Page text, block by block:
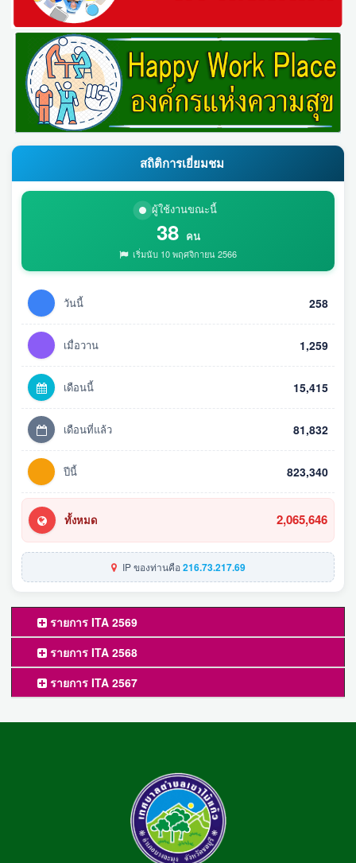
สถิติการเยี่ยมชม
ผู้ใช้งานขณะนี้
38 คน
เริ่มนับ 10 พฤศจิกายน 2566
วันนี้ 258
เมื่อวาน 1,259
เดือนนี้ 15,415
เดือนที่แล้ว 81,832
ปีนี้ 823,340
ทั้งหมด 2,065,646
IP ของท่านคือ216.73.217.69
รายการ ITA 2569
รายการ ITA 2568
รายการ ITA 2567